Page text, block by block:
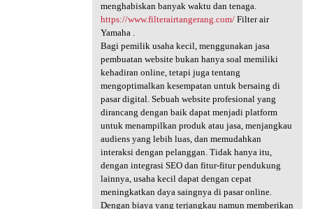
menghabiskan banyak waktu dan tenaga.
https://www.filterairtangerang.com/Filter air
Yamaha .
Bagi pemilik usaha kecil, menggunakan jasa
pembuatan website bukan hanya soal memiliki
kehadiran online, tetapi juga tentang
mengoptimalkan kesempatan untuk bersaing di
pasar digital. Sebuah website profesional yang
dirancang dengan baik dapat menjadi platform
untuk menampilkan produk atau jasa, menjangkau
audiens yang lebih luas, dan memudahkan
interaksi dengan pelanggan. Tidak hanya itu,
dengan integrasi SEO dan fitur-fitur pendukung
lainnya, usaha kecil dapat dengan cepat
meningkatkan daya saingnya di pasar online.
Dengan biaya yang terjangkau namun memberikan